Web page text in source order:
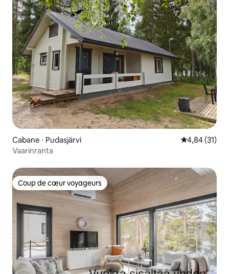
Cabane ⋅ Pudasjärvi Évaluation
4,84 (31)
Vaarinranta
Coup de cœur voyageurs
Coup de cœur voyageurs